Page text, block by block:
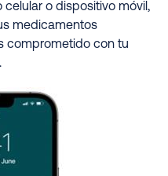
o dispositivo móvil,
medicamentos
comprometido con tu